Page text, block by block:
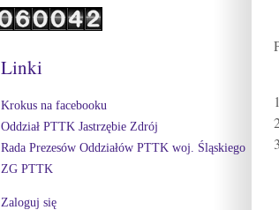
Linki
Krokus na facebooku
Oddział PTTK Jastrzębie Zdrój
Rada Prezesów Oddziałów PTTK woj. Śląskiego
ZG PTTK
Zaloguj się